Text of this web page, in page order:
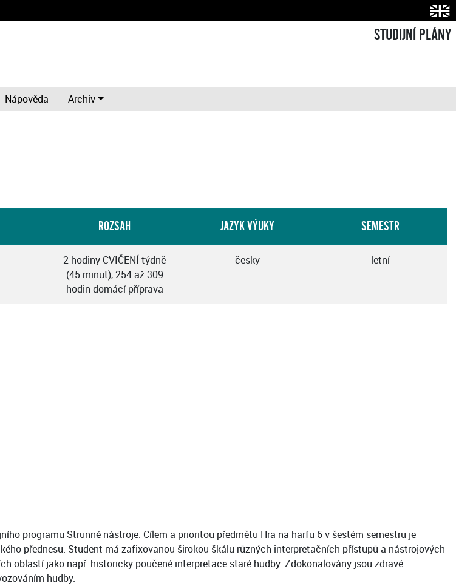
STUDIJNÍ PLÁNY
Nápověda
Archiv
ROZSAH JAZYK VÝUKY SEMESTR
2 hodiny CVIČENÍ týdně
(45 minut), 254 až 309
hodin domácí příprava
česky letní
programu Strunné nástroje. Cílem a prioritou předmětu Hra na harfu 6 v šestém semestru je
přednesu. Student má zafixovanou širokou škálu různých interpretačních přístupů a nástrojových
oblastí jako např. historicky poučené interpretace staré hudby. Zdokonalovány jsou zdravé
hudby.